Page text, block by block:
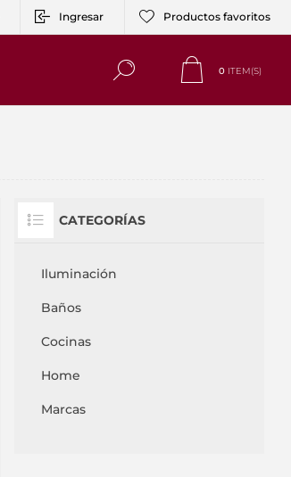
Ingresar Productos favoritos
0 ITEM(S)
CATEGORÍAS
Iluminación
Baños
Cocinas
Home
Marcas